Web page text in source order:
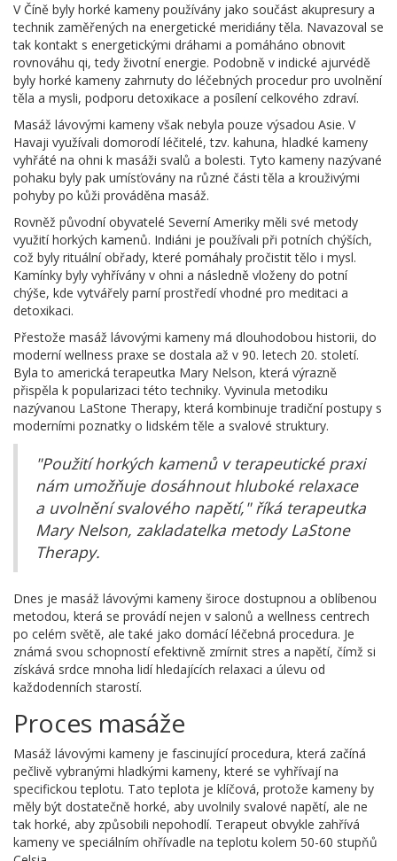
V Číně byly horké kameny používány jako součást akupresury a
technik zaměřených na energetické meridiány těla. Navazoval se
tak kontakt s energetickými dráhami a pomáháno obnovit
rovnováhu qi, tedy životní energie. Podobně v indické ajurvédě
byly horké kameny zahrnuty do léčebných procedur pro uvolnění
těla a mysli, podporu detoxikace a posílení celkového zdraví.
Masáž lávovými kameny však nebyla pouze výsadou Asie. V
Havaji využívali domorodí léčitelé, tzv. kahuna, hladké kameny
vyhřáté na ohni k masáži svalů a bolesti. Tyto kameny nazývané
pohaku byly pak umísťovány na různé části těla a krouživými
pohyby po kůži prováděna masáž.
Rovněž původní obyvatelé Severní Ameriky měli své metody
využití horkých kamenů. Indiáni je používali při potních chýších,
což byly rituální obřady, které pomáhaly pročistit tělo i mysl.
Kamínky byly vyhřívány v ohni a následně vloženy do potní
chýše, kde vytvářely parní prostředí vhodné pro meditaci a
detoxikaci.
Přestože masáž lávovými kameny má dlouhodobou historii, do
moderní wellness praxe se dostala až v 90. letech 20. století.
Byla to americká terapeutka Mary Nelson, která výrazně
přispěla k popularizaci této techniky. Vyvinula metodiku
nazývanou LaStone Therapy, která kombinuje tradiční postupy s
moderními poznatky o lidském těle a svalové struktury.
"Použití horkých kamenů v terapeutické praxi
nám umožňuje dosáhnout hluboké relaxace
a uvolnění svalového napětí," říká terapeutka
Mary Nelson, zakladatelka metody LaStone
Therapy.
Dnes je masáž lávovými kameny široce dostupnou a oblíbenou
metodou, která se provádí nejen v salonů a wellness centrech
po celém světě, ale také jako domácí léčebná procedura. Je
známá svou schopností efektivně zmírnit stres a napětí, čímž si
získává srdce mnoha lidí hledajících relaxaci a úlevu od
každodenních starostí.
Proces masáže
Masáž lávovými kameny je fascinující procedura, která začíná
pečlivě vybranými hladkými kameny, které se vyhřívají na
specifickou teplotu. Tato teplota je klíčová, protože kameny by
měly být dostatečně horké, aby uvolnily svalové napětí, ale ne
tak horké, aby způsobili nepohodlí. Terapeut obvykle zahřívá
kameny ve speciálním ohřívadle na teplotu kolem 50-60 stupňů